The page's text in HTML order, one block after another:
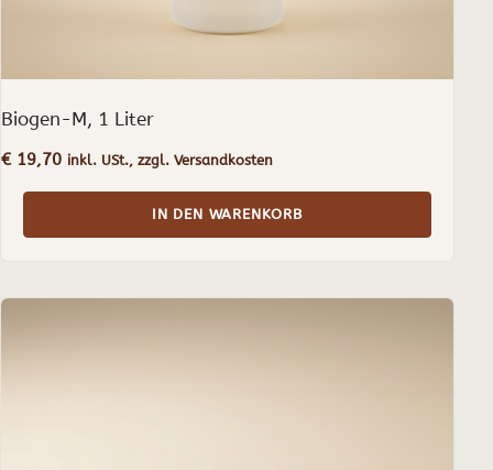
Biogen-M, 1 Liter
€19,70 inkl. USt., zzgl. Versandkosten
IN DEN WARENKORB